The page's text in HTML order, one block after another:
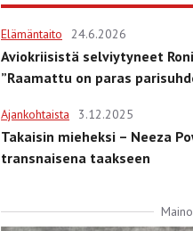
Elämäntaito 24.6.2026
Aviokriisistä selviytyneet
”Raamattu on paras
Ajankohtaista 3.12.2025
Takaisin mieheksi – Neeza
transnaisena taakseen